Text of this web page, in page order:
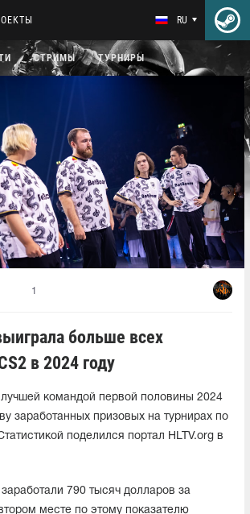
RU
СТРИМЫ ТУРНИРЫ
1
больше всех
в 2024 году
лучшей командой первой половины 2024
заработанных призовых на турнирах по
поделился портал HLTV.org в
790 тысяч долларов за
месте по этому показателю